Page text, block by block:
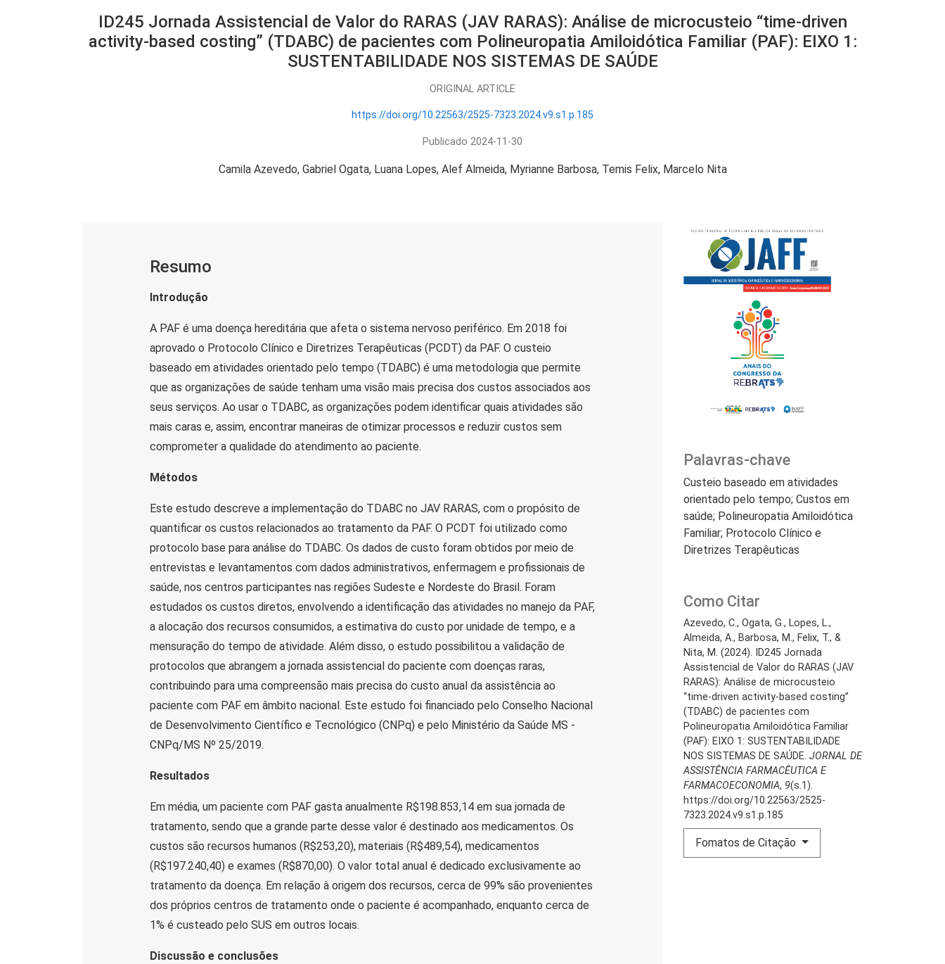
ID245 Jornada Assistencial de Valor do RARAS (JAV RARAS): Análise de microcusteio “time-driven
activity-based costing” (TDABC) de pacientes com Polineuropatia Amiloidótica Familiar (PAF): EIXO 1:
SUSTENTABILIDADE NOS SISTEMAS DE SAÚDE
ORIGINAL ARTICLE
https://doi.org/10.22563/2525-7323.2024.v9.s1.p.185
Publicado 2024-11-30
Camila Azevedo Gabriel Ogata Luana Lopes Alef Almeida Myrianne Barbosa Temis Felix Marcelo Nita
Palavras-chave
Custeio baseado em atividades
orientado pelo tempo; Custos em
saúde; Polineuropatia Amiloidótica
Familiar; Protocolo Clínico e
Diretrizes Terapêuticas
Como Citar
Azevedo, C., Ogata, G., Lopes, L.,
Almeida, A., Barbosa, M., Felix, T., &
Nita, M. (2024). ID245 Jornada
Assistencial de Valor do RARAS (JAV
RARAS): Análise de microcusteio
“time-driven activity-based costing”
(TDABC) de pacientes com
Polineuropatia Amiloidótica Familiar
(PAF): EIXO 1: SUSTENTABILIDADE
NOS SISTEMAS DE SAÚDE. JORNAL DE
ASSISTÊNCIA FARMACÊUTICA E
FARMACOECONOMIA, 9(s.1).
https://doi.org/10.22563/2525-
7323.2024.v9.s1.p.185
Fomatos de Citação
Resumo
Introdução
A PAF é uma doença hereditária que afeta o sistema nervoso periférico. Em 2018 foi
aprovado o Protocolo Clínico e Diretrizes Terapêuticas (PCDT) da PAF. O custeio
baseado em atividades orientado pelo tempo (TDABC) é uma metodologia que permite
que as organizações de saúde tenham uma visão mais precisa dos custos associados aos
seus serviços. Ao usar o TDABC, as organizações podem identificar quais atividades são
mais caras e, assim, encontrar maneiras de otimizar processos e reduzir custos sem
comprometer a qualidade do atendimento ao paciente.
Métodos
Este estudo descreve a implementação do TDABC no JAV RARAS, com o propósito de
quantificar os custos relacionados ao tratamento da PAF. O PCDT foi utilizado como
protocolo base para análise do TDABC. Os dados de custo foram obtidos por meio de
entrevistas e levantamentos com dados administrativos, enfermagem e profissionais de
saúde, nos centros participantes nas regiões Sudeste e Nordeste do Brasil. Foram
estudados os custos diretos, envolvendo a identificação das atividades no manejo da PAF,
a alocação dos recursos consumidos, a estimativa do custo por unidade de tempo, e a
mensuração do tempo de atividade. Além disso, o estudo possibilitou a validação de
protocolos que abrangem a jornada assistencial do paciente com doenças raras,
contribuindo para uma compreensão mais precisa do custo anual da assistência ao
paciente com PAF em âmbito nacional. Este estudo foi financiado pelo Conselho Nacional
de Desenvolvimento Científico e Tecnológico (CNPq) e pelo Ministério da Saúde MS -
CNPq/MS Nº 25/2019.
Resultados
Em média, um paciente com PAF gasta anualmente R$198.853,14 em sua jornada de
tratamento, sendo que a grande parte desse valor é destinado aos medicamentos. Os
custos são recursos humanos (R$253,20), materiais (R$489,54), medicamentos
(R$197.240,40) e exames (R$870,00). O valor total anual é dedicado exclusivamente ao
tratamento da doença. Em relação à origem dos recursos, cerca de 99% são provenientes
dos próprios centros de tratamento onde o paciente é acompanhado, enquanto cerca de
1% é custeado pelo SUS em outros locais.
Discussão e conclusões